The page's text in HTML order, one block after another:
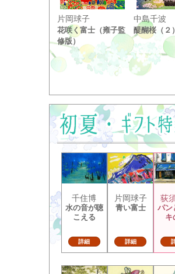
片岡球子
花咲く富士（雍子監
修版）
中島千波
醍醐桜（２）
千住博
水の音が聴
こえる
詳細
片岡球子
青い富士
詳細
荻
パン
キ